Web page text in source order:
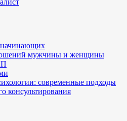
начинающих
мужчины и женщины
современные подходы
консультирования